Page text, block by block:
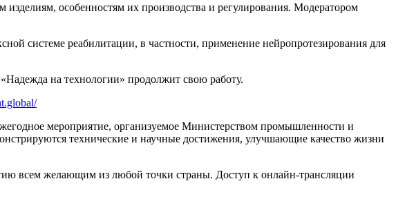
особенностям их производства и регулирования. Модератором
системе реабилитации, в частности, применение нейропротезирования для
на технологии» продолжит свою работу.
мероприятие, организуемое Министерством промышленности и
технические и научные достижения, улучшающие качество жизни
всем желающим из любой точки страны. Доступ к онлайн-трансляции